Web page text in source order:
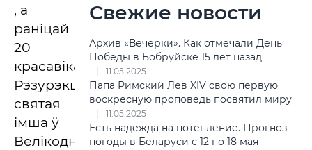
, а
раніцай
20
красавіка
Рэзурэкцыйная
святая
імша ў
Велікодную
Свежие новости
Архив «Вечерки». Как отмечали День
Победы в Бобруйске 15 лет назад
11.05.2025
Папа Римский Лев XIV свою первую
воскресную проповедь посвятил миру
11.05.2025
Есть надежда на потепление. Прогноз
погоды в Беларуси с 12 по 18 мая